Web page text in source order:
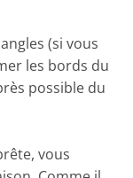
(si vous
les bords du
possible du
vous